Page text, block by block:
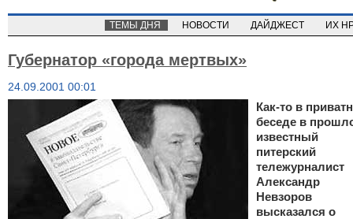
ТЕМЫ ДНЯ НОВОСТИ ДАЙДЖЕСТ ИХ
Губернатор «города мертвых»
24.09.2001 00:01
Как-то в
беседе в
известный
питерский
тележурналист
Александр
Невзоров
высказался о